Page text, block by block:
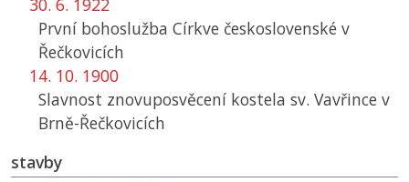
30. 6. 1922
První bohoslužba Církve československé v
Řečkovicích
14. 10. 1900
Slavnost znovuposvěcení kostela sv. Vavřince v
Brně-Řečkovicích
stavby